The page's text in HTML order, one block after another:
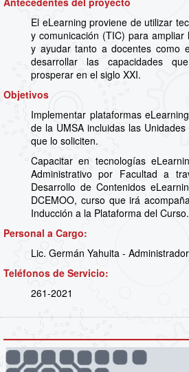
El eLearning proviene de utilizar
y comunicación (TIC) para
y ayudar tanto a docentes como
desarrollar las capacidades
prosperar en el siglo XXI.
Objetivos
Implementar plataformas
de la UMSA incluidas las
que lo soliciten.
Capacitar en tecnologías
Administrativo por Facultad a
Desarrollo de Contenidos
DCEMOO, curso que irá
Inducción a la Plataforma del Curso.
Personal a Cargo:
Lic. Germán Yahuita -
Teléfonos de Servicio:
261-2021